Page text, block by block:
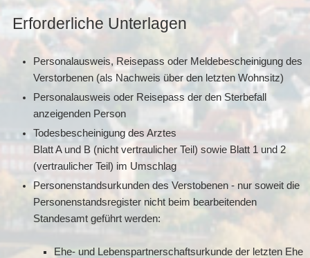
Erforderliche Unterlagen
Personalausweis, Reisepass oder Meldebescheinigung des
Verstorbenen (als Nachweis über den letzten Wohnsitz)
Personalausweis oder Reisepass der den Sterbefall
anzeigenden Person
Todesbescheinigung des Arztes
Blatt A und B (nicht vertraulicher Teil) sowie Blatt 1 und 2
(vertraulicher Teil) im Umschlag
Personenstandsurkunden des Verstobenen - nur soweit die
Personenstandsregister nicht beim bearbeitenden
Standesamt geführt werden:
Ehe- und Lebenspartnerschaftsurkunde der letzten Ehe